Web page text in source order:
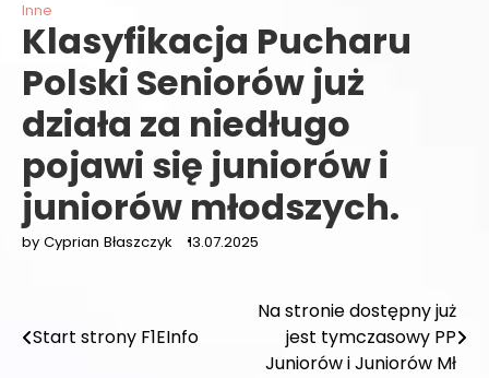
Inne
Klasyfikacja Pucharu
Polski Seniorów już
działa za niedługo
pojawi się juniorów i
juniorów młodszych.
by Cyprian Błaszczyk 13.07.2025
Start strony F1EInfo
Na stronie dostępny już
jest tymczasowy PP
Juniorów i Juniorów Mł